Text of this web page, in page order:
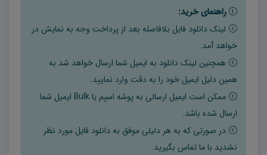
راهنمای خرید:
لینک دانلود فایل بلافاصله بعد از پرداخت وجه به نمایش در
خواهد آمد.
همچنین لینک دانلود به ایمیل شما ارسال خواهد شد به
همین دلیل ایمیل خود را به دقت وارد نمایید.
ممکن است ایمیل ارسالی به پوشه اسپم یا Bulk ایمیل شما
ارسال شده باشد.
در صورتی که به هر دلیلی موفق به دانلود فایل مورد نظر
نشدید با ما تماس بگیرید.